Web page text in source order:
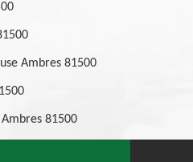
Ambres 81500
81500